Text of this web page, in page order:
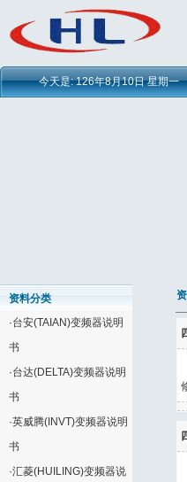
今天是:126年8月10日 星期一
资料分类
·台安(TAIAN)变频器说明
书
·台达(DELTA)变频器说明
书
·英威腾(INVT)变频器说明
书
·汇菱(HUILING)变频器说